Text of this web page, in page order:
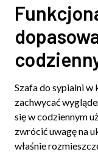
Szafa do sypialni
zachwycać
się w codziennym
zwrócić uwagę na
właśnie